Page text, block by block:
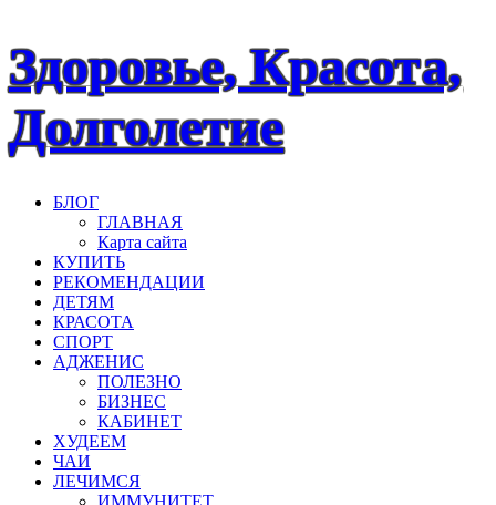
Наверх
Здоровье, Красота,
Долголетие
БЛОГ
ГЛАВНАЯ
Карта сайта
КУПИТЬ
РЕКОМЕНДАЦИИ
ДЕТЯМ
КРАСОТА
СПОРТ
АДЖЕНИС
ПОЛЕЗНО
БИЗНЕС
КАБИНЕТ
ХУДЕЕМ
ЧАИ
ЛЕЧИМСЯ